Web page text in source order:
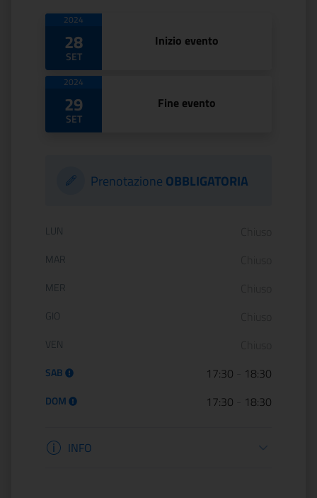
Date di apertura
2024
28
SET
Inizio evento
2024
29
SET
Fine evento
Prenotazione OBBLIGATORIA
Orario di apertura:
LUN
MAR
MER
GIO
VEN
SAB 17:30 18:30
DOM 17:30 18:30
Informazioni apertura
INFO